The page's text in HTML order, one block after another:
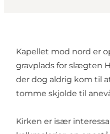
Kapellet mod nord er
gravplads for slægten
der dog aldrig kom til
tomme skjolde til
Kirken er især